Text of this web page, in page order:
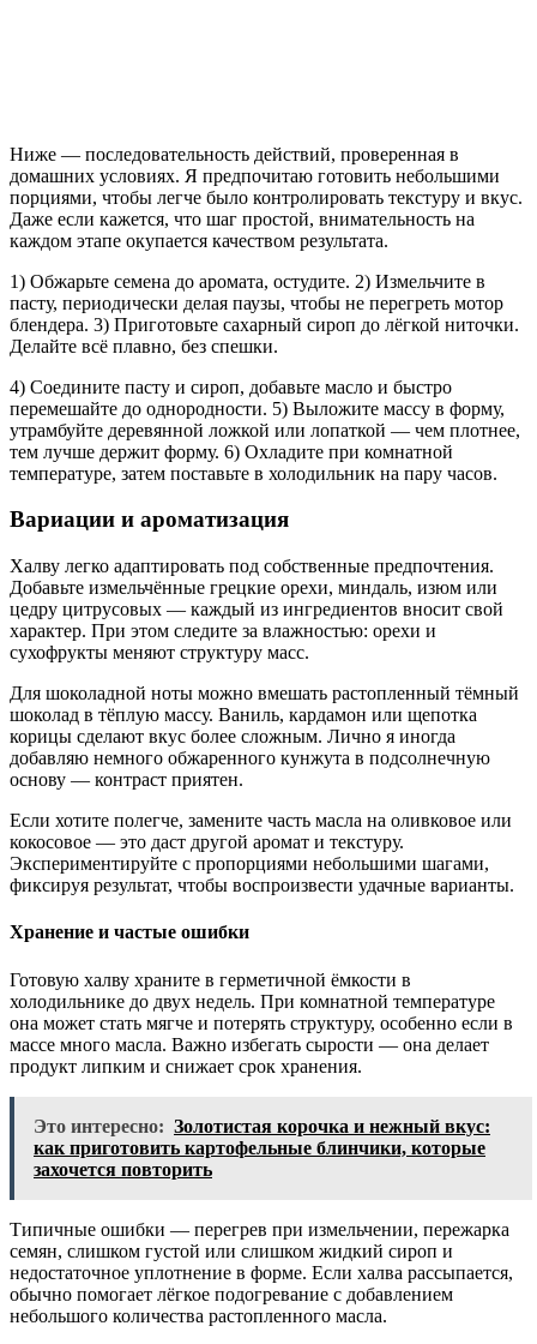
Ниже — последовательность действий, проверенная в
домашних условиях. Я предпочитаю готовить небольшими
порциями, чтобы легче было контролировать текстуру и вкус.
Даже если кажется, что шаг простой, внимательность на
каждом этапе окупается качеством результата.
1) Обжарьте семена до аромата, остудите. 2) Измельчите в
пасту, периодически делая паузы, чтобы не перегреть мотор
блендера. 3) Приготовьте сахарный сироп до лёгкой ниточки.
Делайте всё плавно, без спешки.
4) Соедините пасту и сироп, добавьте масло и быстро
перемешайте до однородности. 5) Выложите массу в форму,
утрамбуйте деревянной ложкой или лопаткой — чем плотнее,
тем лучше держит форму. 6) Охладите при комнатной
температуре, затем поставьте в холодильник на пару часов.
Вариации и ароматизация
Халву легко адаптировать под собственные предпочтения.
Добавьте измельчённые грецкие орехи, миндаль, изюм или
цедру цитрусовых — каждый из ингредиентов вносит свой
характер. При этом следите за влажностью: орехи и
сухофрукты меняют структуру масс.
Для шоколадной ноты можно вмешать растопленный тёмный
шоколад в тёплую массу. Ваниль, кардамон или щепотка
корицы сделают вкус более сложным. Лично я иногда
добавляю немного обжаренного кунжута в подсолнечную
основу — контраст приятен.
Если хотите полегче, замените часть масла на оливковое или
кокосовое — это даст другой аромат и текстуру.
Экспериментируйте с пропорциями небольшими шагами,
фиксируя результат, чтобы воспроизвести удачные варианты.
Хранение и частые ошибки
Готовую халву храните в герметичной ёмкости в
холодильнике до двух недель. При комнатной температуре
она может стать мягче и потерять структуру, особенно если в
массе много масла. Важно избегать сырости — она делает
продукт липким и снижает срок хранения.
Это интересно: Золотистая корочка и нежный вкус:
как приготовить картофельные блинчики, которые
захочется повторить
Типичные ошибки — перегрев при измельчении, пережарка
семян, слишком густой или слишком жидкий сироп и
недостаточное уплотнение в форме. Если халва рассыпается,
обычно помогает лёгкое подогревание с добавлением
небольшого количества растопленного масла.